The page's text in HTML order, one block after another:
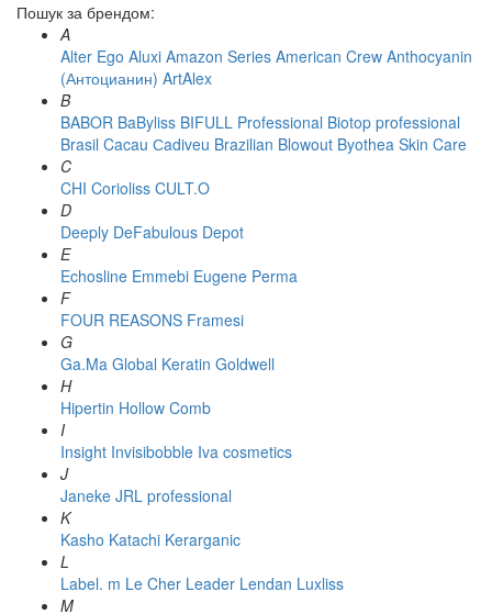
Пошук за брендом:
A
Alter Ego Aluxi Amazon Series American Crew Anthocyanin
(Антоцианин) ArtAlex
B
BABOR BaByliss BIFULL Professional Biotop professional
Brasil Cacau Сadiveu Brazilian Blowout Byothea Skin Care
C
CHI Corioliss CULT.O
D
Deeply DeFabulous Depot
E
Echosline Emmebi Eugene Perma
F
FOUR REASONS Framesi
G
Ga.Ma Global Keratin Goldwell
H
Hipertin Hollow Comb
I
Insight Invisibobble Iva cosmetics
J
Janeke JRL professional
K
Kasho Katachi Kerarganic
L
Label. m Le Cher Leader Lendan Luxliss
M